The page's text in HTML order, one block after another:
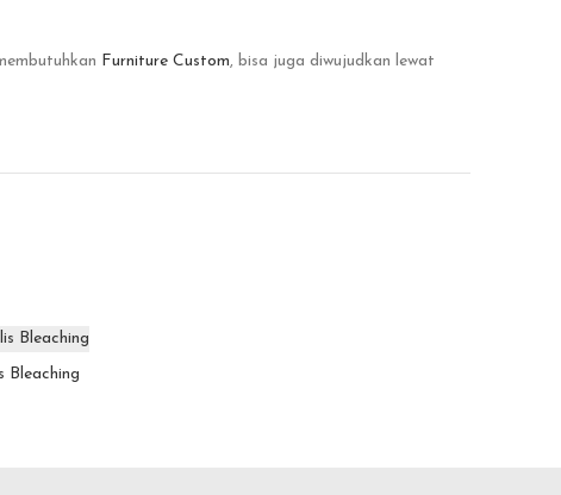
Furniture Custom, bisa juga diwujudkan lewat
Bleaching